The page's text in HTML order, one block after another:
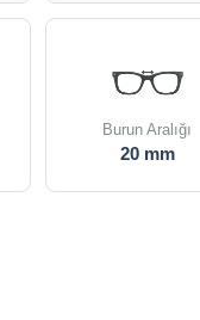
Burun Aralığı
20 mm